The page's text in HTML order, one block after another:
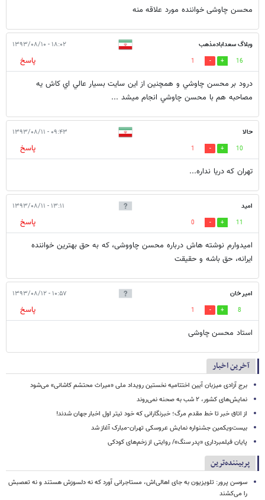
محسن چاوشی خواننده مورد علاقه منه
وبلاگ سعدابادمذهب ۱۸:۰۲ - ۱۳۹۳/۰۸/۱۰
16
1
پاسخ
درود بر محسن چاوشي و همچنين از اين سايت بسيار عالي اي كاش يه
مصاحبه هم با محسن چاوشي انجام ميشد ...
حالا ۰۹:۴۳ - ۱۳۹۳/۰۸/۱۱
10
1
پاسخ
تهران كه دریا نداره...
امید ۱۳:۱۱ - ۱۳۹۳/۰۸/۱۱
11
0
پاسخ
امیدوارم نوشته هاش درباره محسن چاووشی، که به حق بهترین خواننده
ایرانه، حق باشه و حقیقت
امیر خان ۱۰:۵۷ - ۱۳۹۳/۰۸/۱۲
8
1
پاسخ
استاد محسن چاوشی
آخرین اخبار
برج آزادی میزبان آیین اختتامیه نخستین رویداد ملی «میراث محتشم کاشانی» می‌شود
نمایش‌های کشور، ٢ شب به صحنه نمی‌روند
از اتاق خبر تا خط مقدم مرگ؛ خبرنگارانی که خود تیتر اول اخبار جهان شدند!
بیست‌ویکمین جشنواره نمایش عروسکی تهران-مبارک آغاز شد
پایان فیلمبرداری «پدر سنگ»/ روایتی از زخم‌های کودکی
پربیننده‌ترین
سوسن پرور: تلویزیون به جای اهالی‌اش، مستاجرانی آورد که نه دلسوزش هستند و نه تعصبش
را می‌کشند